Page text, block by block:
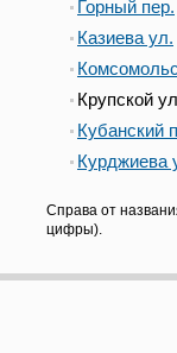
Горный пер.
Казиева ул.
Крупской
Кубанский
Курджиева
Справа от
цифры).